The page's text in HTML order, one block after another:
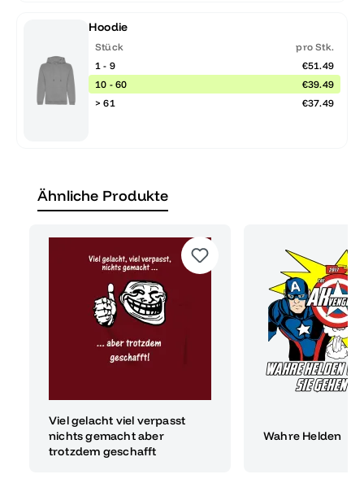
Hoodie
Stück
pro Stk.
1 - 9
€51.49
10 - 60
€39.49
> 61
€37.49
Ähnliche Produkte
Viel gelacht viel verpasst
nichts gemacht aber
trotzdem geschafft
Wahre Helden